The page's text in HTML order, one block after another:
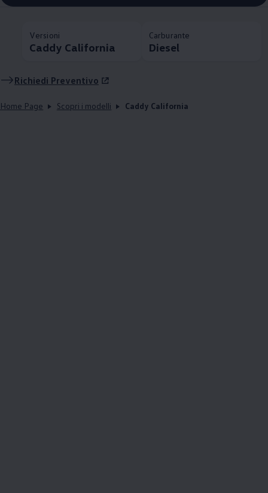
Versioni
Caddy California
Carburante
Diesel
Richiedi Preventivo
Home Page Scopri i modelli Caddy California